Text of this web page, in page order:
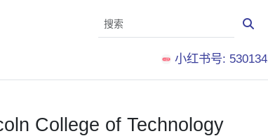
小红书号:
College of Technology